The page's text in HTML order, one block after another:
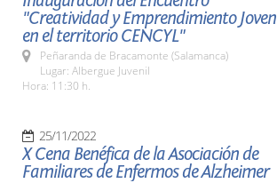
"Creatividad y Emprendimiento Joven
en el territorio CENCYL"
Peñaranda de Bracamonte (Salamanca)
Lugar: Albergue Juvenil
Hora: 11:30 h.
25/11/2022
X Cena Benéfica de la Asociación de
Familiares de Enfermos de Alzheimer